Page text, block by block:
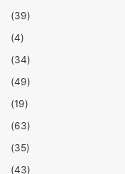
(39)
(4)
(34)
(49)
(19)
(63)
(35)
(43)